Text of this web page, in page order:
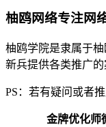
柚鸥网络专注网
柚鸥学院是隶属于
新兵提供各类推广的
PS：若有疑问或者
金牌优化师微